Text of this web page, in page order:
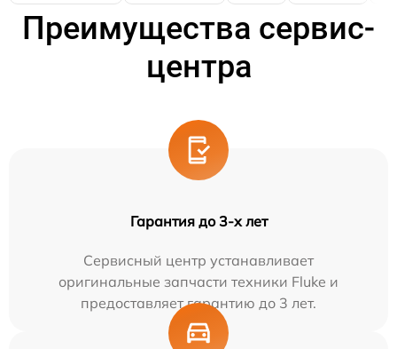
Преимущества сервис-
центра
Гарантия до 3-х лет
Сервисный центр устанавливает
оригинальные запчасти техники Fluke и
предоставляет гарантию до 3 лет.